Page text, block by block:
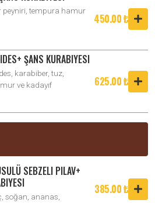
peyniri, tempura hamur
450.00 ₺
ŞANS KURABIYESI
karabiber, tuz,
ve kadayıf
625.00 ₺
SEBZELI PILAV+
soğan, ananas,
385.00 ₺